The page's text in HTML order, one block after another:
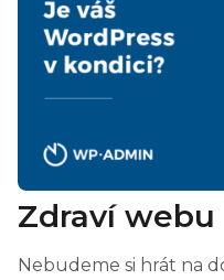
Zdraví webu
Nebudeme si hrát na